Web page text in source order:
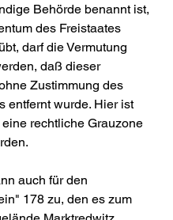
Behörde benannt ist,
des Freistaates
darf die Vermutung
daß dieser
Zustimmung des
entfernt wurde. Hier ist
rechtliche Grauzone
auch für den
178 zu, den es zum